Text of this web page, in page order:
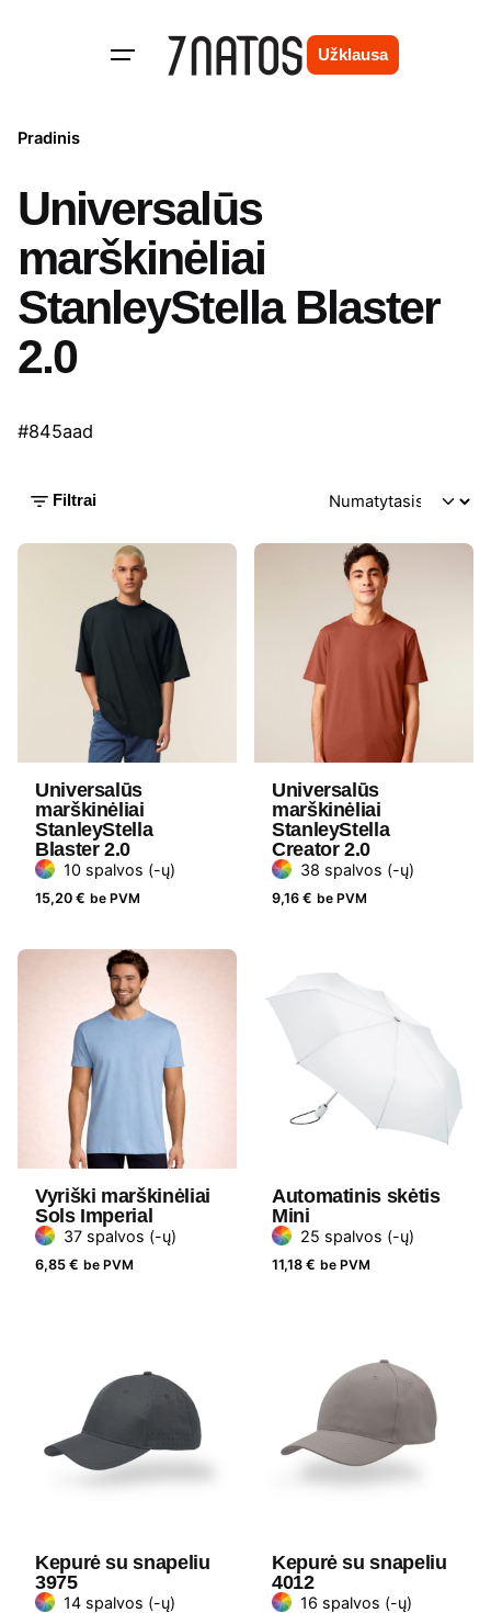
Užklausa
Pradinis
Universalūs
marškinėliai
StanleyStella Blaster
2.0
#845aad
Filtrai
Universalūs
marškinėliai
StanleyStella
Blaster 2.0
10 spalvos (-ų)
15,20 € be PVM
Universalūs
marškinėliai
StanleyStella
Creator 2.0
38 spalvos (-ų)
9,16 € be PVM
Vyriški marškinėliai
Sols Imperial
37 spalvos (-ų)
6,85 € be PVM
Automatinis skėtis
Mini
25 spalvos (-ų)
11,18 € be PVM
Kepurė su snapeliu
3975
14 spalvos (-ų)
Kepurė su snapeliu
4012
16 spalvos (-ų)